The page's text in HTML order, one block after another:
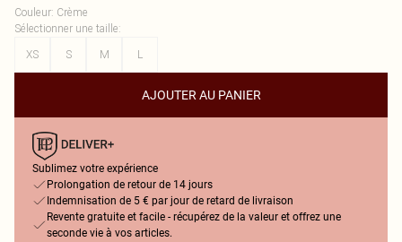
Couleur: Crème
Sélectionner une taille:
XS
S M L
AJOUTER AU PANIER
Sublimez votre expérience
Prolongation de retour de 14 jours
Indemnisation de 5 € par jour de retard de livraison
Revente gratuite et facile - récupérez de la valeur et offrez une
seconde vie à vos articles.